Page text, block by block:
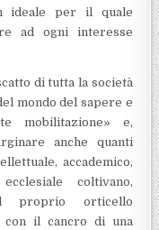
ideale per il quale
ad ogni interesse
di tutta la società
mondo del sapere e
mobilitazione» e,
anche quanti
accademico,
coltivano,
proprio orticello
con il cancro di una